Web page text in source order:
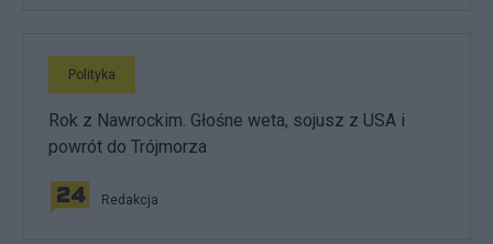
Polityka
Rok z Nawrockim. Głośne weta, sojusz z USA i
powrót do Trójmorza
Redakcja